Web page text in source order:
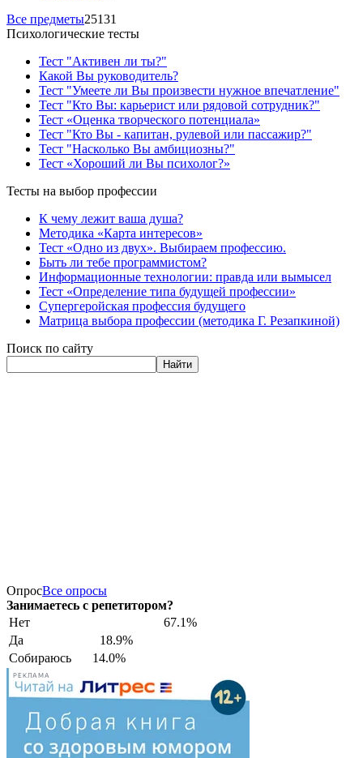
Все предметы25131
Психологические тесты
Тест "Активен ли ты?"
Какой Вы руководитель?
Тест "Умеете ли Вы произвести нужное впечатление"
Тест "Кто Вы: карьерист или рядовой сотрудник?"
Тест «Оценка творческого потенциала»
Тест "Кто Вы - капитан, рулевой или пассажир?"
Тест "Насколько Вы амбициозны?"
Тест «Хороший ли Вы психолог?»
Тесты на выбор профессии
К чему лежит ваша душа?
Методика «Карта интересов»
Тест «Одно из двух». Выбираем профессию.
Быть ли тебе программистом?
Информационные технологии: правда или вымысел
Тест «Определение типа будущей профессии»
Супергеройская профессия будущего
Матрица выбора профессии (методика Г. Резапкиной)
Поиск по сайту
Найти
ОпросВсе опросы
Занимаетесь с репетитором?
Нет
67.1%
Да
18.9%
Собираюсь
14.0%
РЕКЛАМА